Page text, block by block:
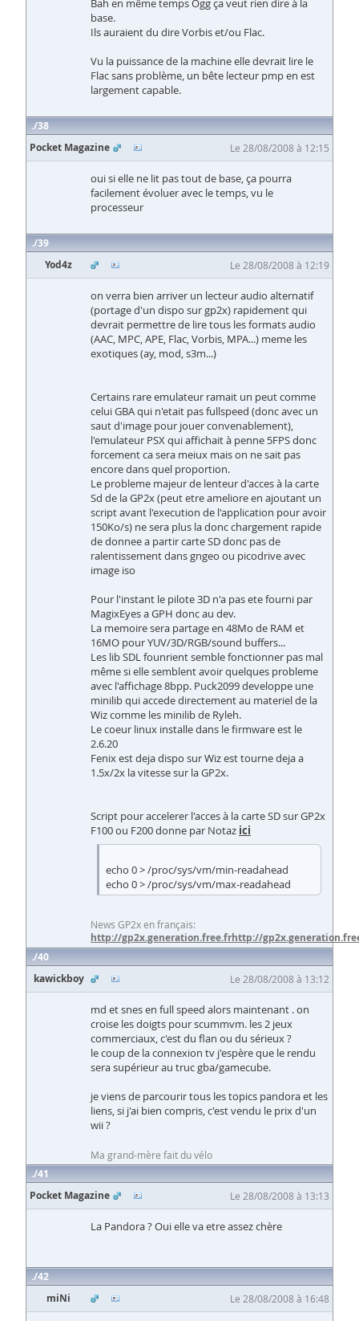
Bah en même temps Ogg ça veut rien dire à la
base.
Ils auraient du dire Vorbis et/ou Flac.
Vu la puissance de la machine elle devrait lire le
Flac sans problème, un bête lecteur pmp en est
largement capable.
38
Pocket Magazine
Le 28/08/2008 à 12:15
oui si elle ne lit pas tout de base, ça pourra
facilement évoluer avec le temps, vu le
processeur
39
Yod4z
Le 28/08/2008 à 12:19
on verra bien arriver un lecteur audio alternatif
(portage d'un dispo sur gp2x) rapidement qui
devrait permettre de lire tous les formats audio
(AAC, MPC, APE, Flac, Vorbis, MPA...) meme les
exotiques (ay, mod, s3m...)
Certains rare emulateur ramait un peut comme
celui GBA qui n'etait pas fullspeed (donc avec un
saut d'image pour jouer convenablement),
l'emulateur PSX qui affichait à penne 5FPS donc
forcement ca sera meiux mais on ne sait pas
encore dans quel proportion.
Le probleme majeur de lenteur d'acces à la carte
Sd de la GP2x (peut etre ameliore en ajoutant un
script avant l'execution de l'application pour avoir
150Ko/s) ne sera plus la donc chargement rapide
de donnee a partir carte SD donc pas de
ralentissement dans gngeo ou picodrive avec
image iso
Pour l'instant le pilote 3D n'a pas ete fourni par
MagixEyes a GPH donc au dev.
La memoire sera partage en 48Mo de RAM et
16MO pour YUV/3D/RGB/sound buffers...
Les lib SDL founrient semble fonctionner pas mal
même si elle semblent avoir quelques probleme
avec l'affichage 8bpp. Puck2099 developpe une
minilib qui accede directement au materiel de la
Wiz comme les minilib de Ryleh.
Le coeur linux installe dans le firmware est le
2.6.20
Fenix est deja dispo sur Wiz est tourne deja a
1.5x/2x la vitesse sur la GP2x.
Script pour accelerer l'acces à la carte SD sur GP2x
F100 ou F200 donne par Notaz ici
echo 0 > /proc/sys/vm/min-readahead
echo 0 > /proc/sys/vm/max-readahead
News GP2x en français:
http://gp2x.generation.free.frhttp://
40
kawickboy
Le 28/08/2008 à 13:12
md et snes en full speed alors maintenant . on
croise les doigts pour scummvm. les 2 jeux
commerciaux, c'est du flan ou du sérieux ?
le coup de la connexion tv j'espère que le rendu
sera supérieur au truc gba/gamecube.
je viens de parcourir tous les topics pandora et les
liens, si j'ai bien compris, c'est vendu le prix d'un
wii ?
Ma grand-mère fait du vélo
41
Pocket Magazine
Le 28/08/2008 à 13:13
La Pandora ? Oui elle va etre assez chère
42
miNi
Le 28/08/2008 à 16:48